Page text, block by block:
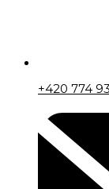
+420 774